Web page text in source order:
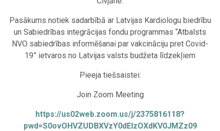
Pasākums notiek sadarbībā ar Latvijas Kardiologu biedrību
un Sabiedrības integrācijas fondu programmas “Atbalsts
NVO sabiedrības informēšanai par vakcināciju pret Covid-
19” ietvaros no Latvijas valsts budžeta līdzekļiem
Pieeja tiešsaistei:
Join Zoom Meeting
https://us02web.zoom.us/j/2375816118?
pwd=S0ovOHVZUDBXVzY0dEIzOXdKV0JMZz09